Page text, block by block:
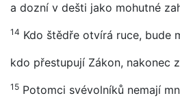
a dozní v dešti jako mohutné
14 Kdo štědře otvírá ruce, bude
kdo přestupují Zákon, nakonec
15 Potomci svévolníků nemají